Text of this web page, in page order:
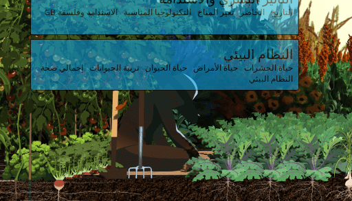
التاريخ الحاضر تغير المناخ التكنولوجيا المناسبة الاستدامة وفلسفة GB
النظام البيئي
حياة الحشرات حياة الأمراض حياة الحيوان تربية الحيوانات إجمالي صحة
النظام البيئي